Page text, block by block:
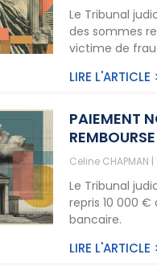
Le Tribunal
des sommes
victime de
LIRE L'ARTICLE
PAIEMENT
Celine CHAPMAN
Le Tribunal
repris 10 000
bancaire.
LIRE L'ARTICLE